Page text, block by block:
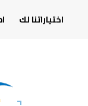
اختياراتنا لك